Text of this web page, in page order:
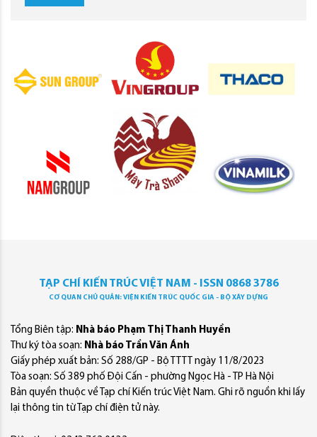
TẠP CHÍ KIẾN TRÚC VIỆT NAM - ISSN 0868 3786
CƠ QUAN CHỦ QUẢN: VIỆN KIẾN TRÚC QUỐC GIA - BỘ XÂY DỰNG
Tổng Biên tập: Nhà báo Phạm Thị Thanh Huyền
Thư ký tòa soạn: Nhà báo Trần Văn Ánh
Giấy phép xuất bản: Số 288/GP - Bộ TTTT ngày 11/8/2023
Tòa soạn: Số 389 phố Đội Cấn - phường Ngọc Hà - TP Hà Nội
Bản quyền thuộc về Tạp chí Kiến trúc Việt Nam. Ghi rõ nguồn khi lấy
lại thông tin từ Tạp chí điện tử này.